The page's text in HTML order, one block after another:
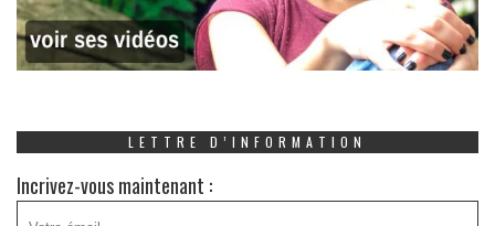
LETTRE D’INFORMATION
Incrivez-vous maintenant :